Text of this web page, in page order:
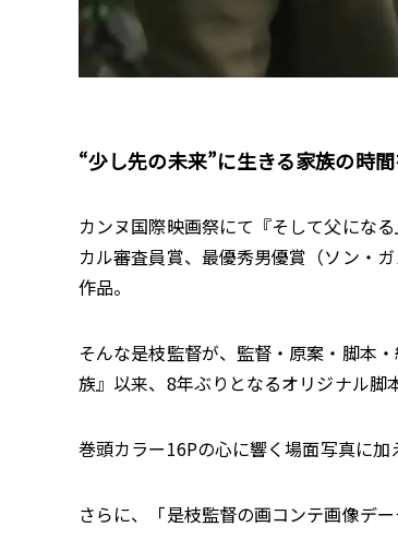
“少し先の未来”に生きる家族の時間
カンヌ国際映画祭にて『そして父にな
カル審査員賞、最優秀男優賞（ソン・
作品。
そんな是枝監督が、監督・原案・脚本
族』以来、8年ぶりとなるオリジナル脚
巻頭カラー16Pの心に響く場面写真に
さらに、「是枝監督の画コンテ画像デ